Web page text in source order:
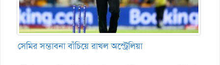
সেমির সম্ভাবনা বাঁচিয়ে রাখল অস্ট্রেলিয়া